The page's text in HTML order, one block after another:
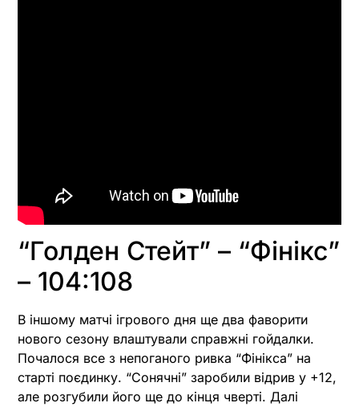
“Голден Стейт” – “Фінікс”
– 104:108
В іншому матчі ігрового дня ще два фаворити
нового сезону влаштували справжні гойдалки.
Почалося все з непоганого ривка “Фінікса” на
старті поєдинку. “Сонячні” заробили відрив у +12,
але розгубили його ще до кінця чверті. Далі